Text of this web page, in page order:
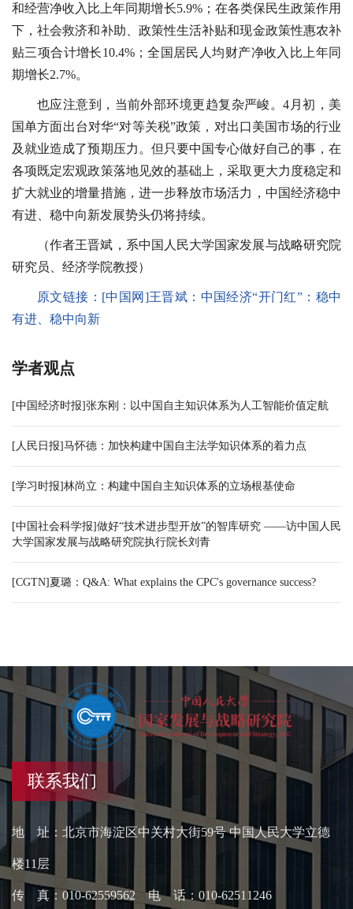
和经营净收入比上年同期增长5.9%；在各类保民生政策作用
下，社会救济和补助、政策性生活补贴和现金政策性惠农补
贴三项合计增长10.4%；全国居民人均财产净收入比上年同
期增长2.7%。
也应注意到，当前外部环境更趋复杂严峻。4月初，美
国单方面出台对华“对等关税”政策，对出口美国市场的行业
及就业造成了预期压力。但只要中国专心做好自己的事，在
各项既定宏观政策落地见效的基础上，采取更大力度稳定和
扩大就业的增量措施，进一步释放市场活力，中国经济稳中
有进、稳中向新发展势头仍将持续。
（作者王晋斌，系中国人民大学国家发展与战略研究院
研究员、经济学院教授）
原文链接： [中国网]王晋斌： 中国经济“开门红”：稳中
有进、稳中向新
学者观点
[中国经济时报]张东刚：以中国自主知识体系为人工智能价值定航
[人民日报]马怀德：加快构建中国自主法学知识体系的着力点
[学习时报]林尚立：构建中国自主知识体系的立场根基使命
[中国社会科学报]做好“技术进步型开放”的智库研究 ——访中国人民
大学国家发展与战略研究院执行院长刘青
[CGTN]夏璐：Q&A: What explains the CPC's governance success?
联系我们
地 址：北京市海淀区中关村大街59号 中国人民大学立德
楼11层
传 真：010-62559562 电 话：010-62511246